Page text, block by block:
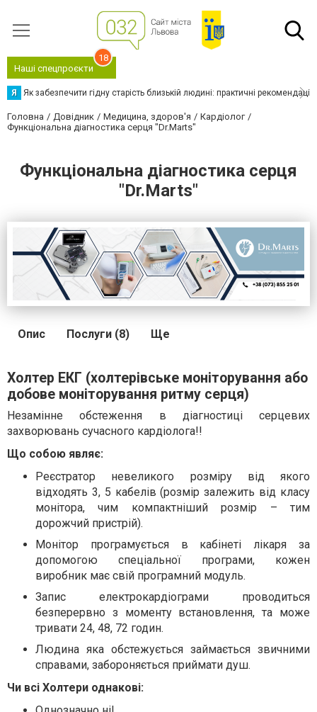
Наші спецпроєкти
18
Я Як забезпечити гідну старість близькій людині: практичні рекомендації
Головна Довідник Медицина, здоров'я
Кардіолог
Функціональна діагностика серця "Dr.Marts"
Функціональна діагностика серця
"Dr.Marts"
Опис Послуги (8) Ще
Холтер ЕКГ (холтерівське моніторування або
добове моніторування ритму серця)
Незамінне обстеження в діагностиці серцевих
захворювань сучасного кардіолога!!
Що собою являє:
Реєстратор невеликого розміру від якого
відходять 3, 5 кабелів (розмір залежить від класу
монітора, чим компактніший розмір – тим
дорожчий пристрій).
Монітор програмується в кабінеті лікаря за
допомогою спеціальної програми, кожен
виробник має свій програмний модуль.
Запис електрокардіограми проводиться
безперервно з моменту встановлення, та може
тривати 24, 48, 72 годин.
Людина яка обстежується займається звичними
справами, забороняється приймати душ.
Чи всі Холтери однакові: